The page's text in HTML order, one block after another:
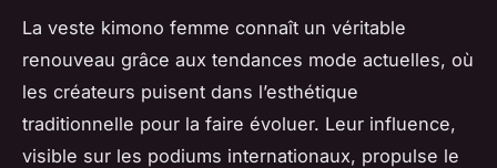
La veste kimono femme connaît un véritable
renouveau grâce aux tendances mode actuelles, où
les créateurs puisent dans l’esthétique
traditionnelle pour la faire évoluer. Leur influence,
visible sur les podiums internationaux, propulse le